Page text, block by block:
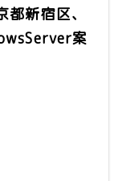
・ログ）T
、ISM、
Manager
新プロジェク
新宿区、
案